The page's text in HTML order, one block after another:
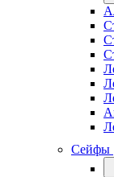
Сейфы